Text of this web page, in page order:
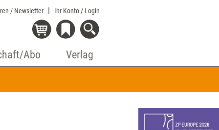
/ Newsletter Ihr Konto / Login
Abo Verlag